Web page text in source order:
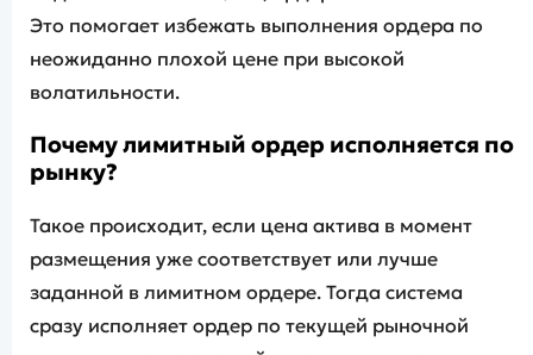
Это помогает избежать выполнения ордера по
неожиданно плохой цене при высокой
волатильности.
Почему лимитный ордер исполняется по
рынку?
Такое происходит, если цена актива в момент
размещения уже соответствует или лучше
заданной в лимитном ордере. Тогда система
сразу исполняет ордер по текущей рыночной